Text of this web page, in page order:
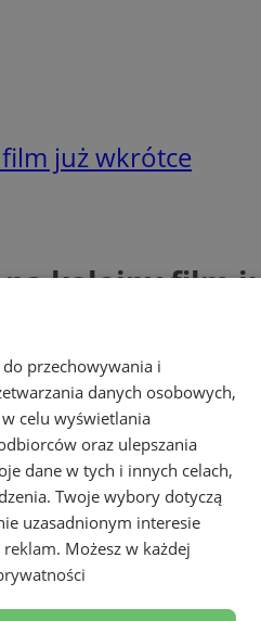
film już wkrótce
na kolejny film
przechowywania i
danych osobowych,
celu wyświetlania
oraz ulepszania
dane w tych i innych celach,
Twoje wybory dotyczą
uzasadnionym interesie
reklam. Możesz w każdej